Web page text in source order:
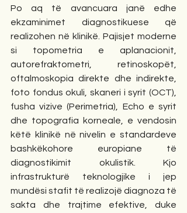
Po aq të avancuara janë edhe
ekzaminimet diagnostikuese që
realizohen në klinikë. Pajisjet moderne
si topometria e aplanacionit,
autorefraktometri, retinoskopët,
oftalmoskopia direkte dhe indirekte,
foto fondus okuli, skaneri i syrit (OCT),
fusha vizive (Perimetria), Echo e syrit
dhe topografia korneale, e vendosin
këtë klinikë në nivelin e standardeve
bashkëkohore europiane të
diagnostikimit okulistik. Kjo
infrastrukturë teknologjike i jep
mundësi stafit të realizojë diagnoza të
sakta dhe trajtime efektive, duke